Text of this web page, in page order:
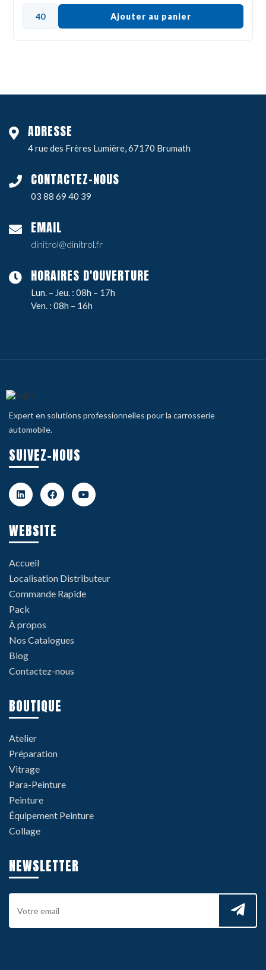
Ajouter au panier
ADRESSE
4 rue des Frères Lumière, 67170 Brumath
CONTACTEZ-NOUS
03 88 69 40 39
EMAIL
dinitrol@dinitrol.fr
HORAIRES D'OUVERTURE
Lun. – Jeu. : 08h – 17h
Ven. : 08h – 16h
Expert en solutions professionnelles pour la carrosserie
automobile.
SUIVEZ-NOUS
WEBSITE
Accueil
Localisation Distributeur
Commande Rapide
Pack
À propos
Nos Catalogues
Blog
Contactez-nous
BOUTIQUE
Atelier
Préparation
Vitrage
Para-Peinture
Peinture
Équipement Peinture
Collage
NEWSLETTER